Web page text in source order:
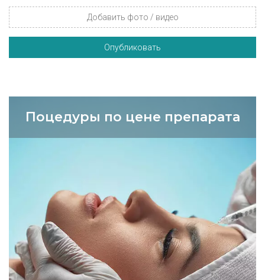
Добавить фото / видео
Опубликовать
Поцедуры по цене препарата